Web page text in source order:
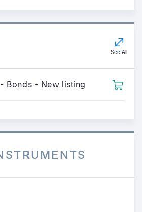
See All
Bonds - New listing